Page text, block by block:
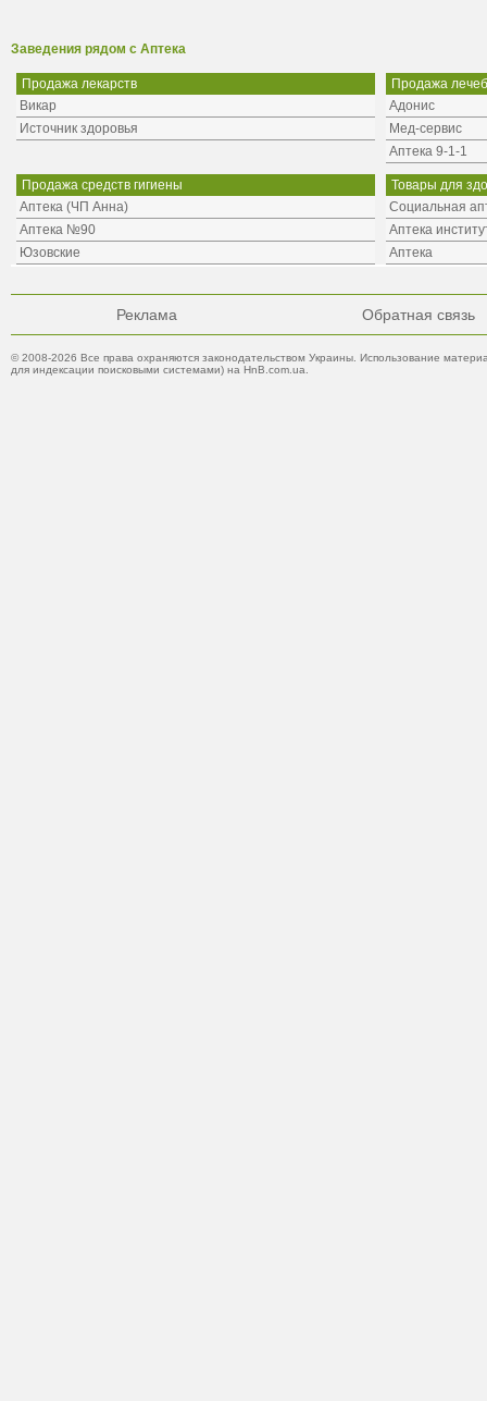
Заведения рядом с Аптека
Продажа лекарств
Викар
Источник здоровья
Продажа
Адонис
Мед-сервис
Аптека 9-1-1
Продажа средств гигиены
Аптека (ЧП Анна)
Аптека №90
Юзовские
Товары для
Социальная
Аптека
Аптека
Реклама Обратная связь
© 2008-2026 Все права охраняются законодательством Украины. Использование
для индексации поисковыми системами) на HnB.com.ua.